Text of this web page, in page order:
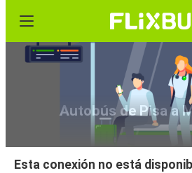
Autobús de Pisa a
Esta conexión no está